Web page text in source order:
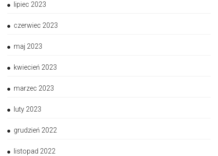
lipiec 2023
czerwiec 2023
maj 2023
kwiecień 2023
marzec 2023
luty 2023
grudzień 2022
listopad 2022